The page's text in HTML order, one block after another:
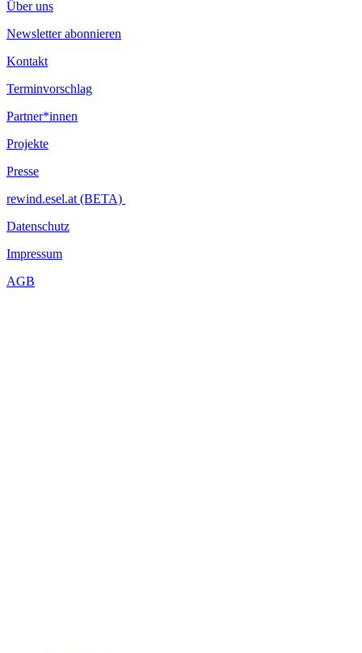
Über uns
Newsletter abonnieren
Kontakt
Terminvorschlag
Partner*innen
Projekte
Presse
rewind.esel.at (BETA)
Datenschutz
Impressum
AGB